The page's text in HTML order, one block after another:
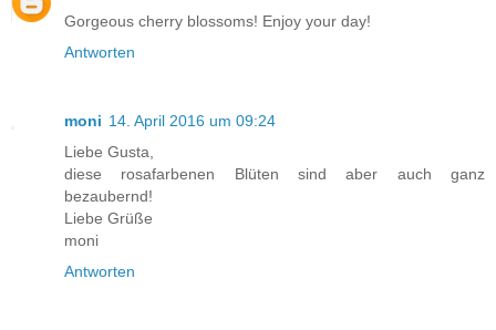
Gorgeous cherry blossoms! Enjoy your day!
Antworten
moni 14. April 2016 um 09:24
Liebe Gusta,
diese rosafarbenen Blüten sind aber auch ganz
bezaubernd!
Liebe Grüße
moni
Antworten